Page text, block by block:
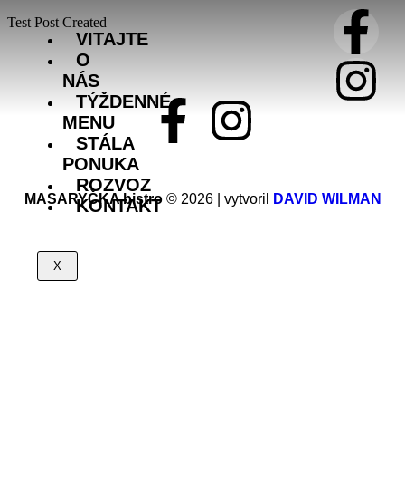
VITAJTE
O
NÁS
TÝŽDENNÉ
MENU
STÁLA
PONUKA
ROZVOZ
KONTAKT
X
Test Post Created
MASARYČKA bistro© 2026 | vytvoril DAVID WILMAN